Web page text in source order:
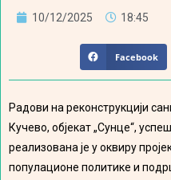
10/12/2025 18:45
Facebook
Радови на реконструкцији
Кучево, објекат „Сунце“,
реализована је у оквиру
популационе политике и